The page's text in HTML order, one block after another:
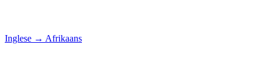
Inglese → Afrikaans